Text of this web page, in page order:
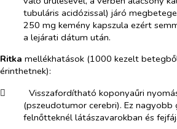
tubuláris acidózissal) járó
250 mg kemény kapszula ezért
a lejárati dátum után.
Ritka mellékhatások (1000 kezelt
érinthetnek):
​
Visszafordítható koponyaűri
(pszeudotumor cerebri). Ez nagyobb
felnőtteknél látászavarokban és